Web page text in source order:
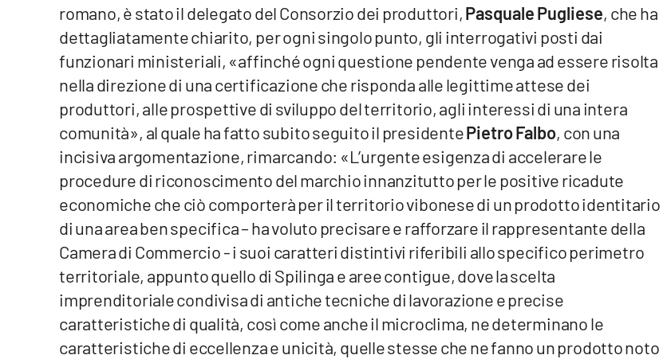
Lacitymag.it
Lacapitalenews.it
Cosenzachannel.it
romano, è stato il delegato del Consorzio dei produttori,Pasquale Pugliese, che ha
dettagliatamente chiarito, per ogni singolo punto, gli interrogativi posti dai
funzionari ministeriali, «affinché ogni questione pendente venga ad essere risolta
nella direzione di una certificazione che risponda alle legittime attese dei
produttori, alle prospettive di sviluppo del territorio, agli interessi di una intera
comunità», al quale ha fatto subito seguito il presidentePietro Falbo, con una
incisiva argomentazione, rimarcando: «L’urgente esigenza di accelerare le
procedure di riconoscimento del marchio innanzitutto per le positive ricadute
economiche che ciò comporterà per il territorio vibonese di un prodotto identitario
di una area ben specifica – ha voluto precisare e rafforzare il rappresentante della
Camera di Commercio - i suoi caratteri distintivi riferibili allo specifico perimetro
territoriale, appunto quello di Spilinga e aree contigue, dove la scelta
imprenditoriale condivisa di antiche tecniche di lavorazione e precise
caratteristiche di qualità, così come anche il microclima, ne determinano le
caratteristiche di eccellenza e unicità, quelle stesse che ne fanno un prodotto noto